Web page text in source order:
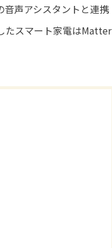
音声アシスタントと連携
たスマート家電はMatter